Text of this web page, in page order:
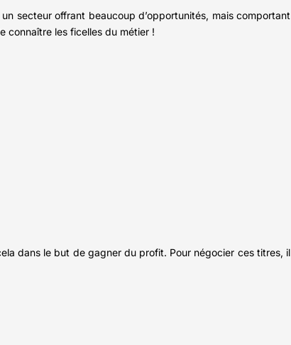
secteur offrant beaucoup d’opportunités, mais comportant
connaître les ficelles du métier !
dans le but de gagner du profit. Pour négocier ces titres, il